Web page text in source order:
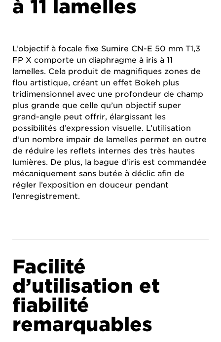
à 11 lamelles
L’objectif à focale fixe Sumire CN-E 50 mm T1,3
FP X comporte un diaphragme à iris à 11
lamelles. Cela produit de magnifiques zones de
flou artistique, créant un effet Bokeh plus
tridimensionnel avec une profondeur de champ
plus grande que celle qu’un objectif super
grand-angle peut offrir, élargissant les
possibilités d’expression visuelle. L’utilisation
d’un nombre impair de lamelles permet en outre
de réduire les reflets internes des très hautes
lumières. De plus, la bague d’iris est commandée
mécaniquement sans butée à déclic afin de
régler l’exposition en douceur pendant
l’enregistrement.
Facilité
d’utilisation et
fiabilité
remarquables